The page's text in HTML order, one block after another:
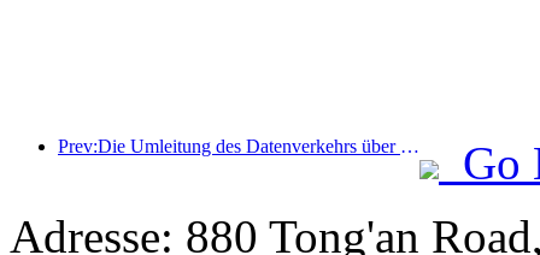
Prev:Die Umleitung des Datenverkehrs über alle Medien trägt zur Erneuerung alter Geschäfte bei und schafft ein neues Modell des „Null-Hochlaufs“
Go
Adresse: 880 Tong'an